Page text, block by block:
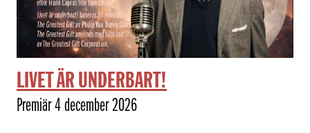
LIVET ÄR UNDERBART!
Premiär 4 december 2026